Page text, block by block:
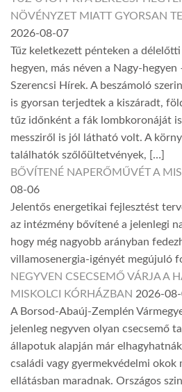
NÖVÉNYZET MIATT GYORSAN
2026-08-07
Tűz keletkezett pénteken a
hegyen, más néven a Nagy-
Szerencsi Hírek. A beszámoló
is gyorsan terjedtek a kiszáradt,
tűz időnként a fák lombkoronáját
messziről is jól látható volt. A
találhatók szőlőültetvények, […]
BŐVÍTENÉ NAPERŐMŰVÉT A
08-06
Jelentős energetikai fejlesztést
az intézmény bővítené a jelenlegi
hogy még nagyobb arányban
villamosenergia-igényét megújuló
NEGYVEN CSECSEMŐ VÁRJA A
MISKOLCI KÓRHÁZBAN 2026-
A Borsod-Abaúj-Zemplén
jelenleg negyven olyan csecsemő
állapotuk alapján már
családi vagy gyermekvédelmi
ellátásban maradnak. Országos